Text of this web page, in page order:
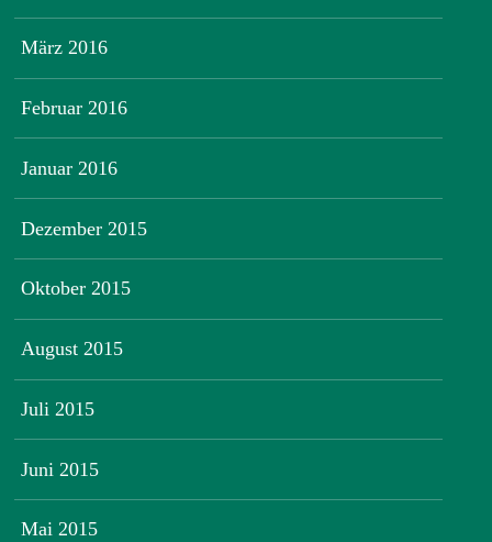
März 2016
Februar 2016
Januar 2016
Dezember 2015
Oktober 2015
August 2015
Juli 2015
Juni 2015
Mai 2015